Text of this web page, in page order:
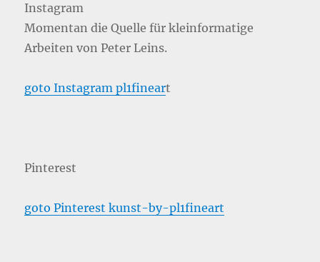
Instagram
Momentan die Quelle für kleinformatige
Arbeiten von Peter Leins.
goto Instagram pl1fineart
Pinterest
goto Pinterest kunst-by-pl1fineart